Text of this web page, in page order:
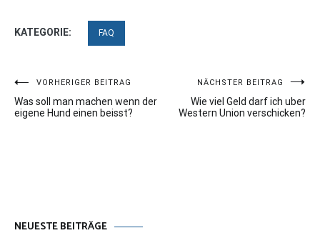
KATEGORIE: FAQ
Beitragsnavigation
VORHERIGER BEITRAG
Was soll man machen wenn der
eigene Hund einen beisst?
NÄCHSTER BEITRAG
Wie viel Geld darf ich uber
Western Union verschicken?
NEUESTE BEITRÄGE